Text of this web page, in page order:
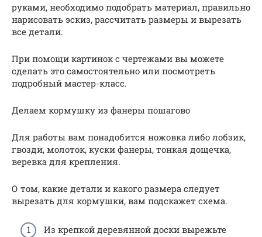
руками, необходимо подобрать материал, правильно
нарисовать эскиз, рассчитать размеры и вырезать
все детали.
При помощи картинок с чертежами вы можете
сделать это самостоятельно или посмотреть
подробный мастер-класс.
Делаем кормушку из фанеры пошагово
Для работы вам понадобится ножовка либо лобзик,
гвозди, молоток, куски фанеры, тонкая дощечка,
веревка для крепления.
О том, какие детали и какого размера следует
вырезать для кормушки, вам подскажет схема.
Из крепкой деревянной доски вырежьте